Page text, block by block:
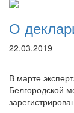
О
22.03.2019
В марте
Белгородской